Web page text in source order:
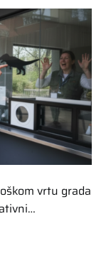
vrtu grada